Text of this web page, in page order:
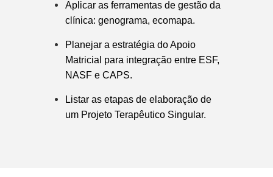
Aplicar as ferramentas de gestão da
clínica: genograma, ecomapa.
Planejar a estratégia do Apoio
Matricial para integração entre ESF,
NASF e CAPS.
Listar as etapas de elaboração de
um Projeto Terapêutico Singular.